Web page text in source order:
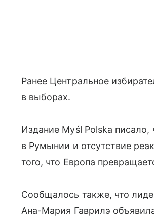
Ранее Центральное
в выборах.
Издание Myśl Polska
в Румынии и отсутствие
того, что Европа
Сообщалось также, что
Ана-Мария Гаврилэ